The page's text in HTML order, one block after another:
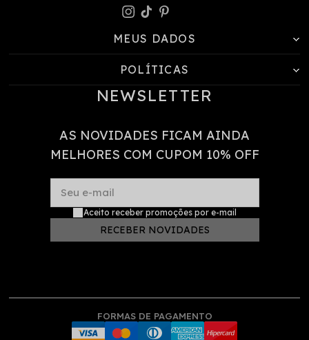
MEUS DADOS
POLÍTICAS
NEWSLETTER
AS NOVIDADES FICAM AINDA
MELHORES COM CUPOM 10% OFF
Seu e-mail
RECEBER NOVIDADES
Aceito receber promoções por e-mail
FORMAS DE PAGAMENTO